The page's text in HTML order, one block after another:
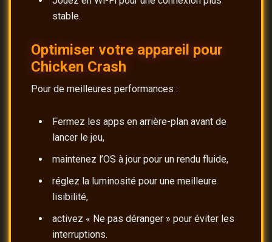
stable.
Optimiser votre appareil pour
Chicken Crash
Pour de meilleures performances :
Fermez les apps en arrière-plan avant de
lancer le jeu,
maintenez l’OS à jour pour un rendu fluide,
réglez la luminosité pour une meilleure
lisibilité,
activez « Ne pas déranger » pour éviter les
interruptions.